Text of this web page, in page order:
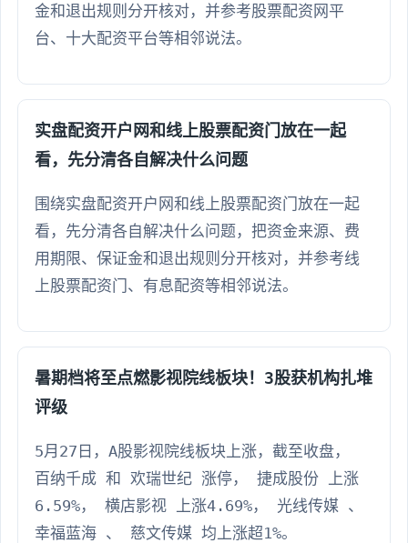
金和退出规则分开核对，并参考股票配资网平
台、十大配资平台等相邻说法。
实盘配资开户网和线上股票配资门放在一起
看，先分清各自解决什么问题
围绕实盘配资开户网和线上股票配资门放在一起
看，先分清各自解决什么问题，把资金来源、费
用期限、保证金和退出规则分开核对，并参考线
上股票配资门、有息配资等相邻说法。
暑期档将至点燃影视院线板块！3股获机构扎堆
评级
5月27日，A股影视院线板块上涨，截至收盘，
百纳千成 和 欢瑞世纪 涨停， 捷成股份 上涨
6.59%， 横店影视 上涨4.69%， 光线传媒 、
幸福蓝海 、 慈文传媒 均上涨超1%。